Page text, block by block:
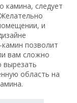
камина, следует
и
позволит
вам сложно
вырезать
область на